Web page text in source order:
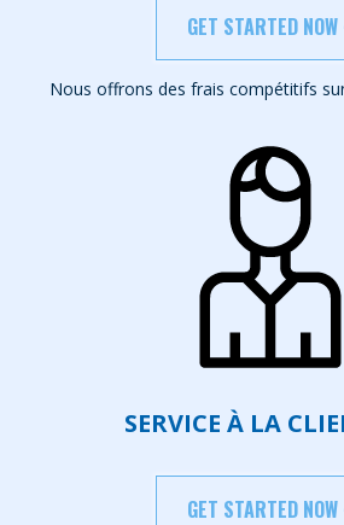
GET STARTED NOW
Nous offrons des frais compétitifs
SERVICE À LA
GET STARTED NOW